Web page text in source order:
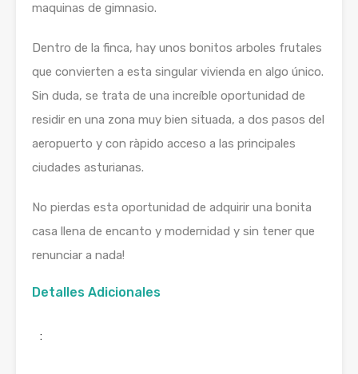
maquinas de gimnasio.
Dentro de la finca, hay unos bonitos arboles frutales
que convierten a esta singular vivienda en algo único.
Sin duda, se trata de una increíble oportunidad de
residir en una zona muy bien situada, a dos pasos del
aeropuerto y con ràpido acceso a las principales
ciudades asturianas.
No pierdas esta oportunidad de adquirir una bonita
casa llena de encanto y modernidad y sin tener que
renunciar a nada!
Detalles Adicionales
: